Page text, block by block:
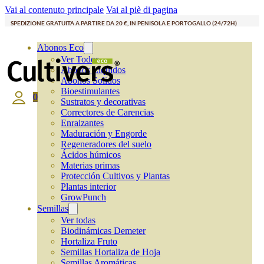
Vai al contenuto principale Vai al piè di pagina
SPEDIZIONE GRATUITA A PARTIRE DA 20 €, IN PENISOLA E PORTOGALLO (24/72H)
Abonos Eco
Ver Todos
Abonos Líquidos
Abonos Solidos
Bioestimulantes
Sustratos y decorativas
Correctores de Carencias
Enraizantes
Maduración y Engorde
Regeneradores del suelo
Ácidos húmicos
Materias primas
Protección Cultivos y Plantas
Plantas interior
GrowPunch
Semillas
Ver todas
Biodinámicas Demeter
Hortaliza Fruto
Semillas Hortaliza de Hoja
0